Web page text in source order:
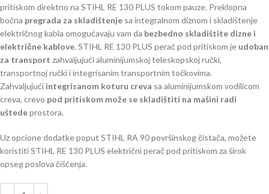
pritiskom direktno na STIHL RE 130 PLUS tokom pauze. Preklopna
bočna pregrada za skladištenje sa integralnom diznom i skladištenje
električnog kabla omogućavaju vam da bezbedno skladištite dizne i
električne kablove. STIHL RE 130 PLUS perač pod pritiskom je udoban
za transport zahvaljujući aluminijumskoj teleskopskoj ručki,
transportnoj ručki i integrisanim transportnim točkovima.
Zahvaljujući integrisanom koturu creva sa aluminijumskom vodilicom
creva, crevo pod pritiskom može se skladištiti na mašini radi
uštedeprostora.
Uz opcione dodatke poput STIHL RA 90 površinskog čistača, možete
koristiti STIHL RE 130 PLUS električni perač pod pritiskom za širok
opseg poslova čišćenja.